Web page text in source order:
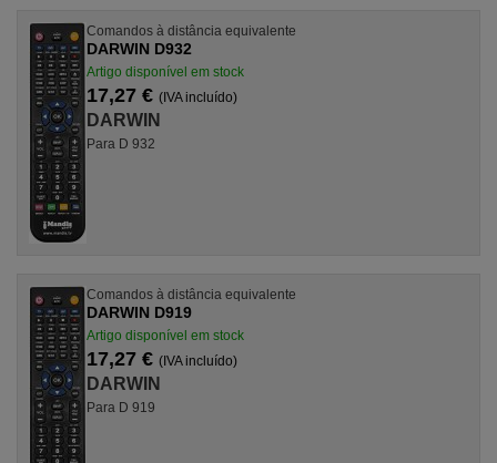
Comandos à distância equivalente
DARWIN D932
Artigo disponível em stock
17,27 € (IVA incluído)
DARWIN
Para D 932
Comandos à distância equivalente
DARWIN D919
Artigo disponível em stock
17,27 € (IVA incluído)
DARWIN
Para D 919